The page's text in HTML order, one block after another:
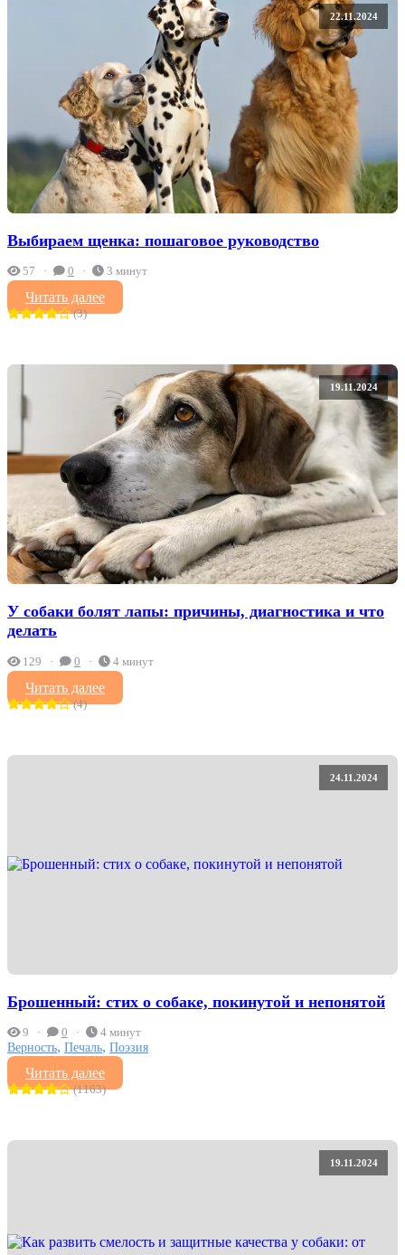
22.11.2024
Выбираем щенка: пошаговое руководство
57 0 3 минут
Читать далее
(3)
19.11.2024
У собаки болят лапы: причины, диагностика и что
делать
129 0 4 минут
Читать далее
(4)
24.11.2024
Брошенный: стих о собаке, покинутой и непонятой
9 0 4 минут
Верность, Печаль, Поэзия
Читать далее
(1163)
19.11.2024